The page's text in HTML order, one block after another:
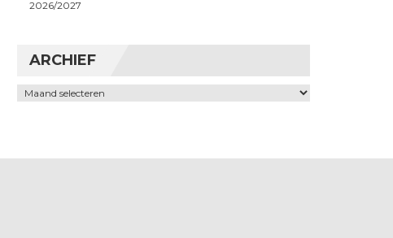
2026/2027
ARCHIEF
Archief